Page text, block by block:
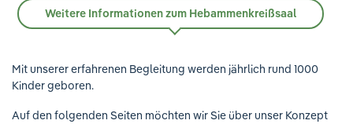
Weitere Informationen zum Hebammenkreißsaal
Mit unserer erfahrenen Begleitung werden jährlich rund 1000
Kinder geboren.
Auf den folgenden Seiten möchten wir Sie über unser Konzept